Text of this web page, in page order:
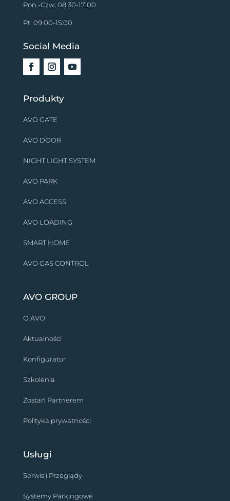
Pon.-Czw. 08:30-17:00
Pt. 09:00-15:00
Social Media
Produkty
AVO GATE
AVO DOOR
NIGHT LIGHT SYSTEM
AVO PARK
AVO ACCESS
AVO LOADING
SMART HOME
AVO GAS CONTROL
AVO GROUP
O AVO
Aktualności
Konfigurator
Szkolenia
Zostań Partnerem
Polityka prywatności
Usługi
Serwis i Przeglądy
Systemy Parkingowe